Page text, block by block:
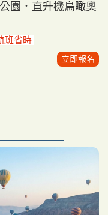
園．直升機鳥瞰奧
班省時
立即報名